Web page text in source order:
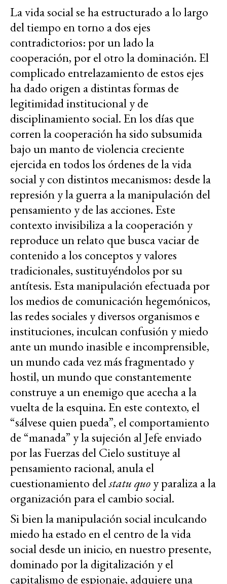
La vida social se ha estructurado a lo largo
del tiempo en torno a dos ejes
contradictorios: por un lado la
cooperación, por el otro la dominación. El
complicado entrelazamiento de estos ejes
ha dado origen a distintas formas de
legitimidad institucional y de
disciplinamiento social. En los días que
corren la cooperación ha sido subsumida
bajo un manto de violencia creciente
ejercida en todos los órdenes de la vida
social y con distintos mecanismos: desde la
represión y la guerra a la manipulación del
pensamiento y de las acciones. Este
contexto invisibiliza a la cooperación y
reproduce un relato que busca vaciar de
contenido a los conceptos y valores
tradicionales, sustituyéndolos por su
antítesis. Esta manipulación efectuada por
los medios de comunicación hegemónicos,
las redes sociales y diversos organismos e
instituciones, inculcan confusión y miedo
ante un mundo inasible e incomprensible,
un mundo cada vez más fragmentado y
hostil, un mundo que constantemente
construye a un enemigo que acecha a la
vuelta de la esquina. En este contexto, el
“sálvese quien pueda”, el comportamiento
de “manada” y la sujeción al Jefe enviado
por las Fuerzas del Cielo sustituye al
pensamiento racional, anula el
cuestionamiento delstatu quoy paraliza a la
organización para el cambio social.
Si bien la manipulación social inculcando
miedo ha estado en el centro de la vida
social desde un inicio, en nuestro presente,
dominado por la digitalización y el
capitalismo de espionaje, adquiere una